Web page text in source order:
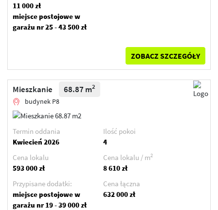
11 000 zł
miejsce postojowe w
garażu nr 25 - 43 500 zł
ZOBACZ SZCZEGÓŁY
Mieszkanie 68.87 m2
budynek P8
Termin oddania
Kwiecień 2026
Ilość pokoi
4
Cena lokalu
593 000 zł
Cena lokalu / m2
8 610 zł
Przypisane dodatki:
miejsce postojowe w
garażu nr 19 - 39 000 zł
Cena łączna
632 000 zł